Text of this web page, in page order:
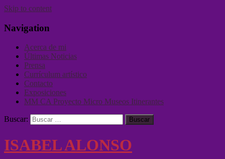
Skip to content
Navigation
Acerca de mi
Últimas Noticias
Prensa
Currículum artístico
Contacto
Exposiciones
MM CA Proyecto Micro Museos Itinerantes
Buscar:
ISABEL ALONSO